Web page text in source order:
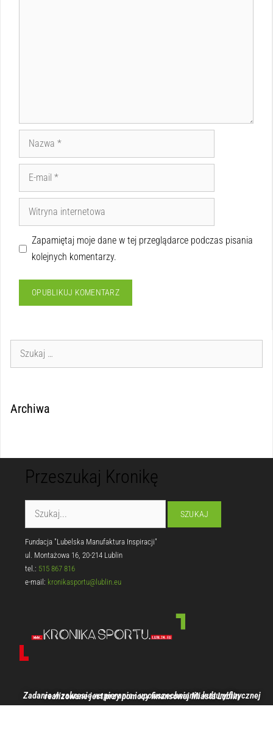
Zapamiętaj moje dane w tej przeglądarce podczas pisania
kolejnych komentarzy.
Archiwa
Przeszukaj Kronikę
Fundacja "Lubelska Manufaktura Inspiracji"
ul. Montażowa 16, 20-214 Lublin
tel.: 515 867 816
e-mail: kronikasportu@lublin.eu
Zadanie w zakresie wspierania i upowszechniania kultury fizycznej realizowane jest przy pomocy finansowej Miasta Lublin